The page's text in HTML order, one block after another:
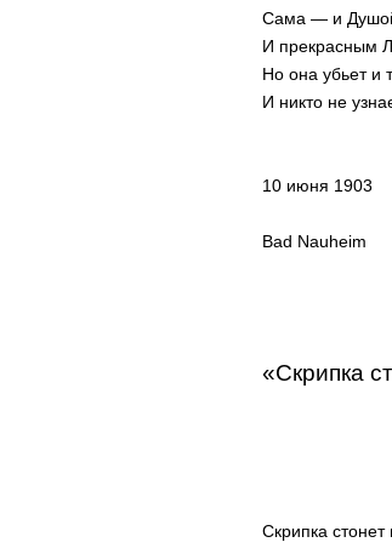
Сама — и Душой
И прекрасным
Но она убьет и
И никто не
10 июня 1903
Bad Nauheim
«Скрипка
Скрипка стонет